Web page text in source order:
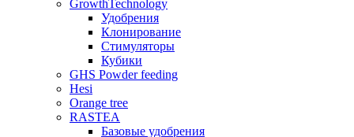
GrowthTechnology
Удобрения
Клонирование
Стимуляторы
Кубики
GHS Powder feeding
Hesi
Orange tree
RASTEA
Базовые удобрения